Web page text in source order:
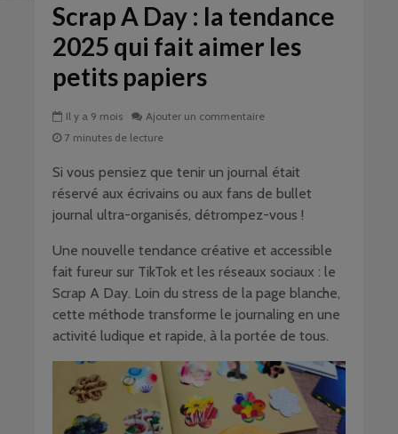
Scrap A Day : la tendance
2025 qui fait aimer les
petits papiers
Il y a 9 mois
Ajouter un commentaire
7 minutes de lecture
Si vous pensiez que tenir un journal était
réservé aux écrivains ou aux fans de bullet
journal ultra-organisés, détrompez-vous !
Une nouvelle tendance créative et accessible
fait fureur sur TikTok et les réseaux sociaux : le
Scrap A Day. Loin du stress de la page blanche,
cette méthode transforme le journaling en une
activité ludique et rapide, à la portée de tous.